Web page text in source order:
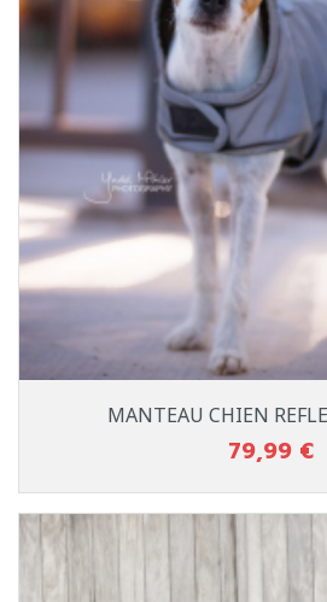
MANTEAU CHIEN
Prix
79,99 €